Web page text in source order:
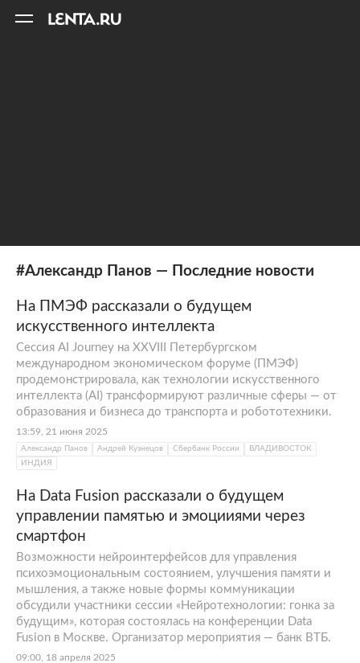
#Александр Панов — Последние новости
На ПМЭФ рассказали о будущем
искусственного интеллекта
Сессия AI Journey на XXVIII Петербургском
международном экономическом форуме (ПМЭФ)
продемонстрировала, как технологии искусственного
интеллекта (AI) трансформируют различные сферы — от
образования и бизнеса до транспорта и робототехники.
13:59, 21 июня 2025
Александр Панов Андрей Кузнецов Сбербанк России
ВЛАДИВОСТОК
ИНДИЯ
На Data Fusion рассказали о будущем
управлении памятью и эмоцииями через
смартфон
Возможности нейроинтерфейсов для управления
психоэмоциональным состоянием, улучшения памяти и
мышления, а также новые формы коммуникации
обсудили участники сессии «Нейротехнологии: гонка за
будущим», которая состоялась на конференции Data
Fusion в Москве. Организатор мероприятия — банк ВТБ.
09:00, 18 апреля 2025